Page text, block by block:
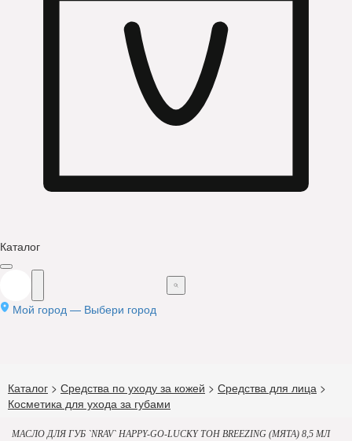
Каталог
Мой город — Выбери город
Каталог > Средства по уходу за кожей > Средства для лица >
Косметика для ухода за губами
МАСЛО ДЛЯ ГУБ `NRAV` HAPPY-GO-LUCKY ТОН BREEZING (МЯТА) 8,5 МЛ